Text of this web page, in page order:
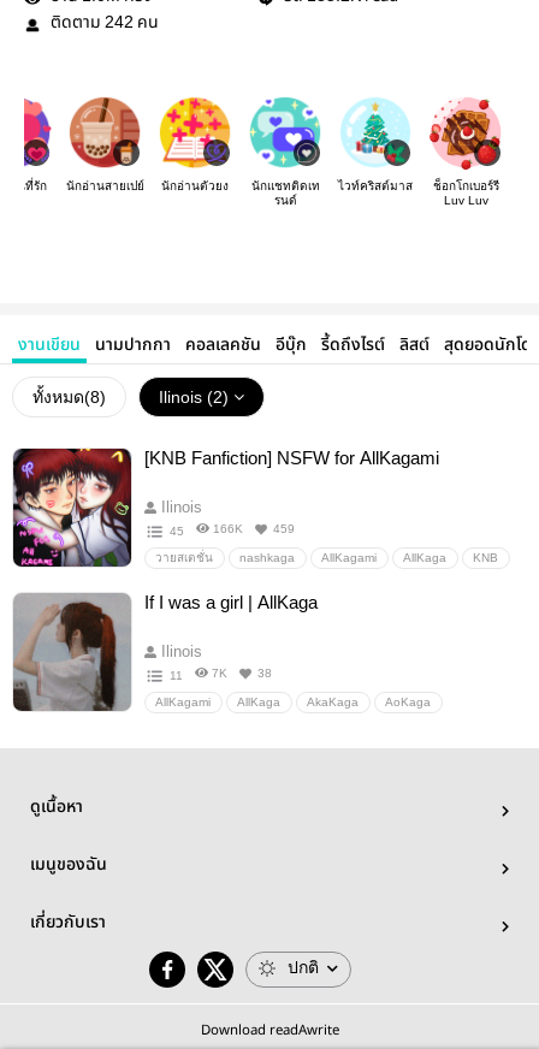
ติดตาม 242 คน
ขียนที่รัก นักอ่านสายเปย์ นักอ่านตัวยง
นักแชทติดเท
รนด์
ไวท์คริสต์มาส
ช็อกโกเบอร์รี
Luv Luv
งานเขียน นามปากกา คอลเลคชัน อีบุ๊ก รี้ดถึงไรต์ ลิสต์ สุดยอดนักโด
ทั้งหมด(8) Ilinois (2)
[KNB Fanfiction] NSFW for AllKagami
Ilinois
45 166K 459
วายสเตชั่น nashkaga AllKagami AllKaga KNB
MidoKaga MuraKaga
If I was a girl | AllKaga
Ilinois
11 7K 38
AllKagami AllKaga AkaKaga AoKaga
ดูเนื้อหา
เมนูของฉัน
เกี่ยวกับเรา
ปกติ
Download readAwrite